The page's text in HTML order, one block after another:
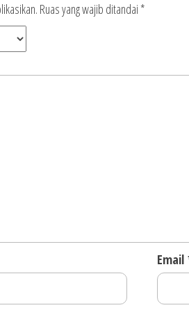
Ruas yang wajib ditandai *
Email